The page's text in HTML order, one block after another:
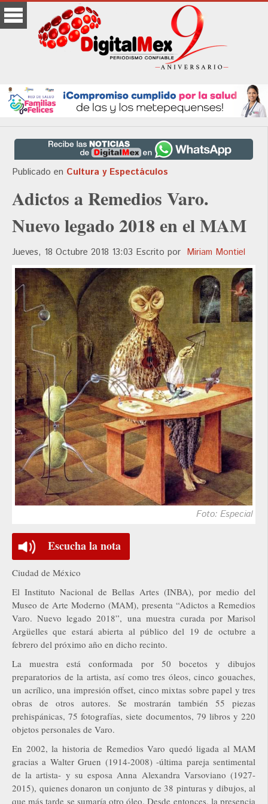
Publicado en Cultura y Espectáculos
Adictos a Remedios Varo.
Nuevo legado 2018 en el MAM
Jueves, 18 Octubre 2018 13:03 Escrito por Miriam Montiel
Foto: Especial
Escucha la nota
Ciudad de México
El Instituto Nacional de Bellas Artes (INBA), por medio del
Museo de Arte Moderno (MAM), presenta “Adictos a Remedios
Varo. Nuevo legado 2018”, una muestra curada por Marisol
Argüelles que estará abierta al público del 19 de octubre a
febrero del próximo año en dicho recinto.
La muestra está conformada por 50 bocetos y dibujos
preparatorios de la artista, así como tres óleos, cinco gouaches,
un acrílico, una impresión offset, cinco mixtas sobre papel y tres
obras de otros autores. Se mostrarán también 55 piezas
prehispánicas, 75 fotografías, siete documentos, 79 libros y 220
objetos personales de Varo.
En 2002, la historia de Remedios Varo quedó ligada al MAM
gracias a Walter Gruen (1914-2008) -última pareja sentimental
de la artista- y su esposa Anna Alexandra Varsoviano (1927-
2015), quienes donaron un conjunto de 38 pinturas y dibujos, al
que más tarde se sumaría otro óleo. Desde entonces, la presencia